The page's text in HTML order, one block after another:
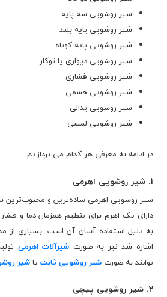
شیر روشویی سه پایه
شیر روشویی پایه بلند
شیر روشویی پایه کوتاه
شیر روشویی دیواری یا توکار
شیر روشویی فشاری
شیر روشویی چشمی
شیر روشویی پدالی
شیر روشویی لمسی
در ادامه به معرفی هر کدام می پردازیم.
1. شیر روشویی اهرمی
شیر روشویی اهرمی ساده‌ترین و
دارای یک اهرم برای تنظیم همزمان دما و
به دلیل استفاده آسان آن است. بسیاری از
اشاره شد نیز به صورت شیرآلات اهرمی
توانند به صورت شیر روشویی ثابت یاشیر
2. شیر روشویی پیچی